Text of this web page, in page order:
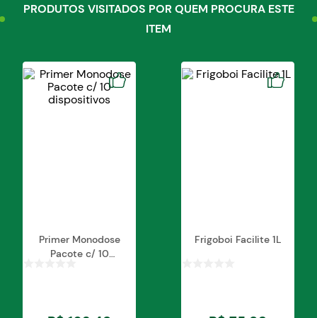
Conservar o UNGUENTO PEARSON em local
Manter a embalagem bem fechada.
Conservar fora do alcance das crianças e animais
domésticos.
Não usar a embalagem vazia.
PRODUTOS VISITADOS POR QUEM PROCURA ESTE
ITEM
Primer Monodose
Pacote c/ 10
Frigoboi Facilite 1L